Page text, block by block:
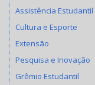
Assistência Estudantil
Cultura e Esporte
Extensão
Pesquisa e Inovação
Grêmio Estudantil